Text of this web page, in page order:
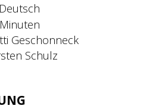
Deutsch
Geschonneck
Schulz